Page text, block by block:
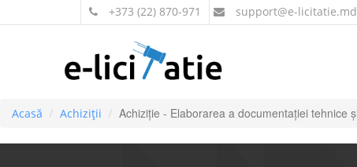
+373 (22) 870-971 support@e-licitatie.md
Acasă Achiziții Achiziție - Elaborarea a documentației tehnice